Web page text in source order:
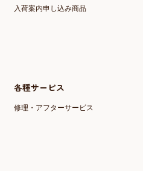
入荷案内申し込み商品
各種サービス
修理・アフターサービス